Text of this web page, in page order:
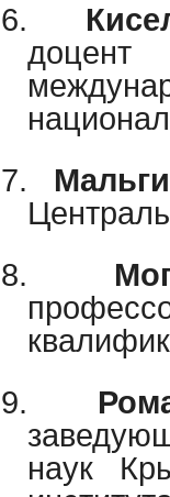
6.
7.
8.
9.
наук